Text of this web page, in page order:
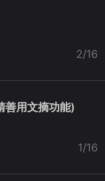
2/16
善用文摘功能)
1/16